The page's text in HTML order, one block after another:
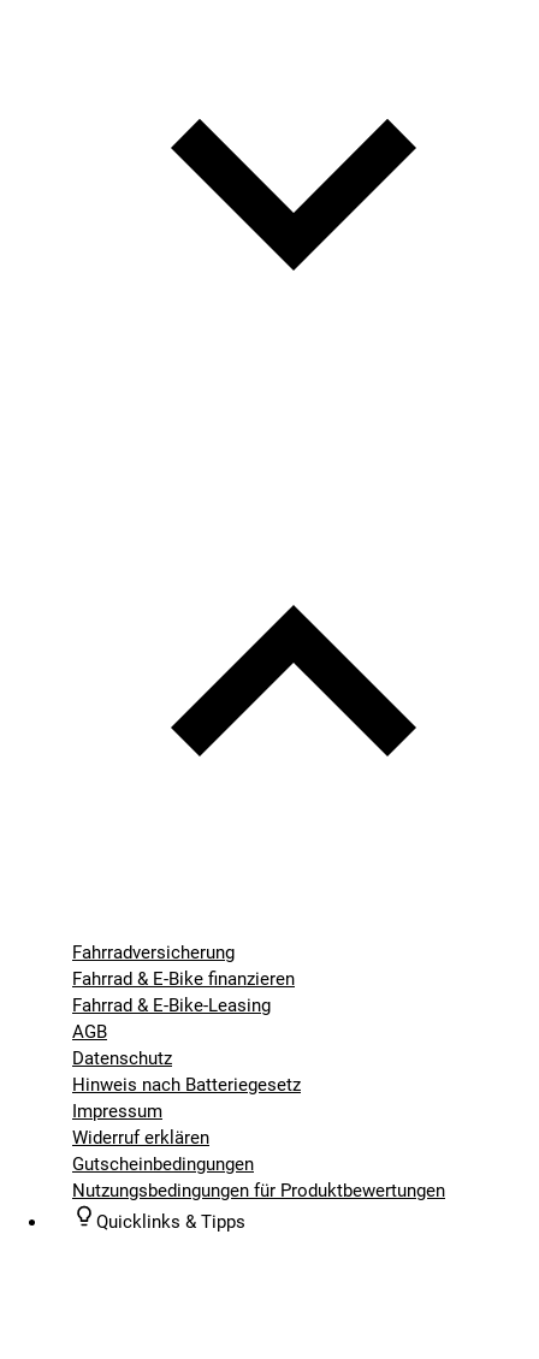
Fahrradversicherung
Fahrrad & E-Bike finanzieren
Fahrrad & E-Bike-Leasing
AGB
Datenschutz
Hinweis nach Batteriegesetz
Impressum
Widerruf erklären
Gutscheinbedingungen
Nutzungsbedingungen für Produktbewertungen
Quicklinks & Tipps